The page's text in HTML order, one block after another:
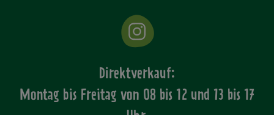
Direktverkauf:
Montag bis Freitag von 08 bis 12 und 13 bis 17